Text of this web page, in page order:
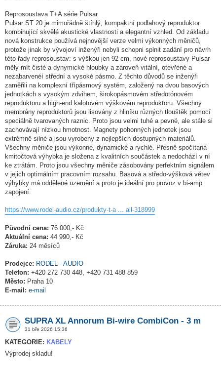
Reprosoustava T+A série Pulsar
Pulsar ST 20 je mimořádně štíhlý, kompaktní podlahový reproduktor
kombinující skvělé akustické vlastnosti a elegantní vzhled. Od základu
nová konstrukce používá nejnovější verze velmi výkonných měničů,
protože jinak by vývojoví inženýři nebyli schopni splnit zadání pro návrh
této řady reprosoustav: s výškou jen 92 cm, nové reprosoustavy Pulsar
měly mít čisté a dynymické hloubky a zároveň vitální, otevřené a
nezabarvenéí střední a vysoké pásmo. Z těchto důvodů se inženýři
zaměřili na komplexní třípásmový systém, založený na dvou basových
jednotkách s vysokým zdvihem, širokopásmovém středotónovém
reproduktoru a high-end kalotovém výškovém reproduktoru. Všechny
membrány reproduktorů jsou lisovány z hliníku různých tlouštěk pomocí
speciálně tvarovaných raznic. Proto jsou velmi tuhé a pevné, ale stále si
zachovávají nízkou hmotnost. Magnety pohonných jednotek jsou
extrémně silné a jsou vyrobeny z nejlepších dostupných materiálů.
Všechny měniče jsou výkonné, dynamické a rychlé. Přesně spočítaná
kmitočtová výhybka je složena z kvalitních součástek a nedochází v ní
ke ztrátám. Proto jsou všechny měniče zásobovány perfektním signálem
v jejich optimálním pracovním rozsahu. Basová a středo-výšková větev
výhybky má oddělené uzemění a proto je ideální pro provoz v bi-amp
zapojení.
https://www.rodel-audio.cz/produkty-t-a ... ail-318999
Původní cena: 76 000,- Kč
Aktuální cena: 44 990,- Kč
Záruka: 24 měsíců
Prodejce: RODEL - AUDIO
Telefon: +420 272 730 448, +420 731 488 859
Město: Praha 10
E-mail: e-mail
SUPRA XL Annorum Bi-wire CombiCon - 3 m
31 bře 2026 15:36
KATEGORIE: KABELY
Výprodej skladu!